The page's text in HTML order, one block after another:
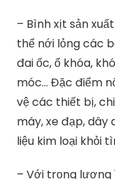
– Bình xịt sản
thể nới lỏng các
đai ốc, ổ khóa,
móc… Đặc điểm
vệ các thiết bị,
máy, xe đạp, dây
liệu kim loại khỏi
– Với trọng lượng